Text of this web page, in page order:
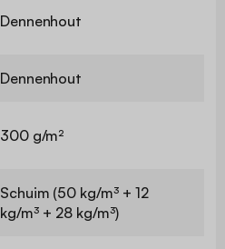
Dennenhout
Dennenhout
300 g/m²
Schuim (50 kg/m³ + 12
kg/m³ + 28 kg/m³)